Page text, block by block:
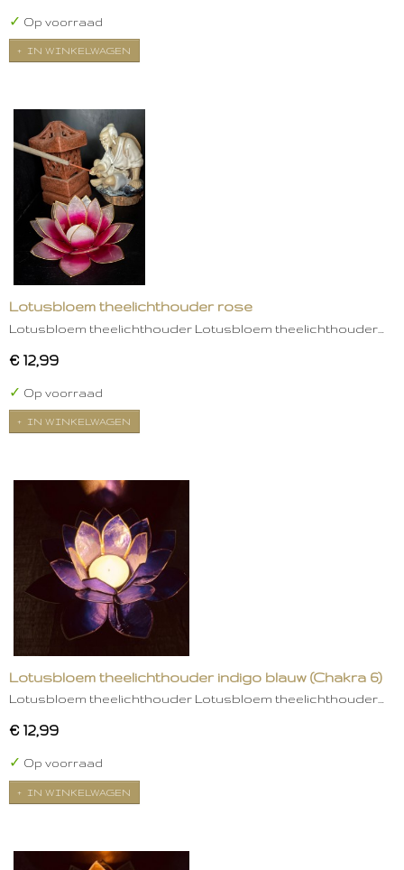
✓ Op voorraad
IN WINKELWAGEN
Lotusbloem theelichthouder rose
Lotusbloem theelichthouder Lotusbloem theelichthouder…
€ 12,99
✓ Op voorraad
IN WINKELWAGEN
Lotusbloem theelichthouder indigo blauw (Chakra 6)
Lotusbloem theelichthouder Lotusbloem theelichthouder…
€ 12,99
✓ Op voorraad
IN WINKELWAGEN